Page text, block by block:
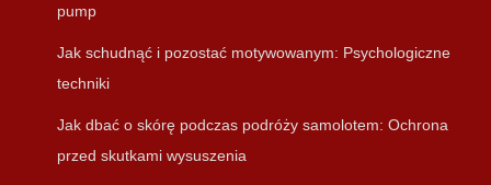
pump
Jak schudnąć i pozostać motywowanym: Psychologiczne
techniki
Jak dbać o skórę podczas podróży samolotem: Ochrona
przed skutkami wysuszenia